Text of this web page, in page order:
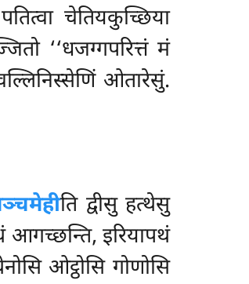
चेतियकुच्छिया
‘‘धजग्गपरित्तं मं
ओतारेसुं.
ति द्वीसु हत्थेसु
आगच्छन्ति, इरियापथं
ओट्ठोसि गोणोसि